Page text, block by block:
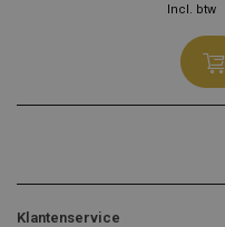
Incl. btw
Klantenservice